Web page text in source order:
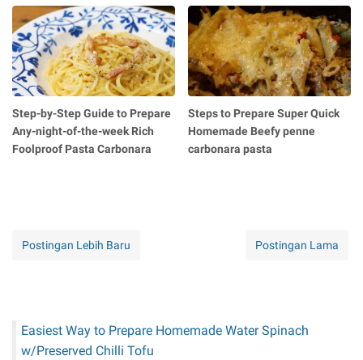
Step-by-Step Guide to Prepare
Any-night-of-the-week Rich
Foolproof Pasta Carbonara
Steps to Prepare Super Quick
Homemade Beefy penne
carbonara pasta
Postingan Lebih Baru Postingan Lama
Easiest Way to Prepare Homemade Water Spinach
w/Preserved Chilli Tofu